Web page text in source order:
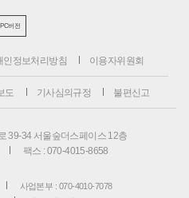
PC버전
인정보처리방침 이용자위원회
도 기사심의규정 불편신고
39-34 서울숲더스페이스 12층
팩스 : 070-4015-8658
사업본부 : 070-4010-7078